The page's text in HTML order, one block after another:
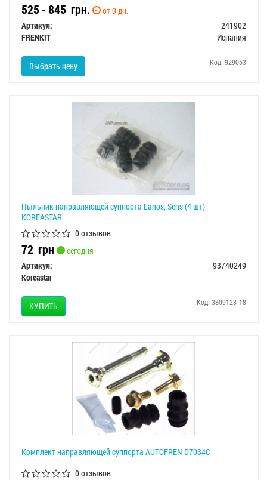
525 - 845 грн.
от 0 дн.
Артикул:
241902
FRENKIT
Испания
Выбрать цену Код: 929053
Пыльник направляющей суппорта Lanos, Sens (4 шт)
KOREASTAR
0 отзывов
72 грн
сегодня
Артикул:
93740249
Koreastar
КУПИТЬ Код: 3809123-18
Комплект направляющей суппорта AUTOFREN D7034C
0 отзывов